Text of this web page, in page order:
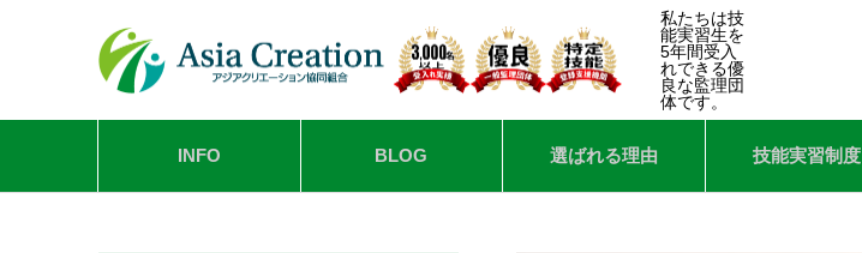
私たちは技
能実習生を
5年間受入
れできる優
良な監理団
体です。
INFO BLOG 選ばれる理由 技能実習制度